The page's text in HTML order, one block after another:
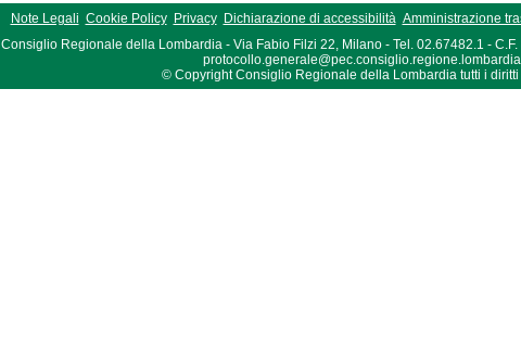
Note Legali Cookie Policy Privacy Dichiarazione di accessibilità Amministrazione
Consiglio Regionale della Lombardia - Via Fabio Filzi 22, Milano - Tel. 02.67482.1 -
© Copyright Consiglio Regionale della Lombardia tutti i diritti